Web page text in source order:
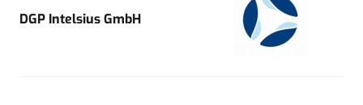
DGP Intelsius GmbH